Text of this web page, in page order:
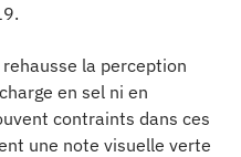
la perception
en sel ni en
contraints dans ces
une note visuelle verte